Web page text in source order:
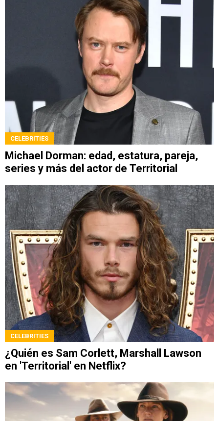
CELEBRITIES
Michael Dorman: edad, estatura, pareja,
series y más del actor de Territorial
CELEBRITIES
¿Quién es Sam Corlett, Marshall Lawson
en 'Territorial' en Netflix?